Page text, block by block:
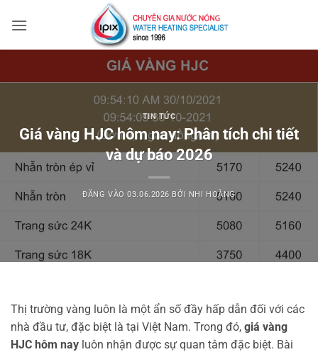
qua
TIN TỨC
Giá vàng HJC hôm nay: Phân tích chi tiết
và dự báo 2026
ĐĂNG VÀO03.06.2026 BỞI NHI HOÀNG
Thị trường vàng luôn là một ẩn số đầy hấp dẫn đối với các
nhà đầu tư, đặc biệt là tại Việt Nam. Trong đó, giá vàng
HJC hôm nay luôn nhận được sự quan tâm đặc biệt. Bài